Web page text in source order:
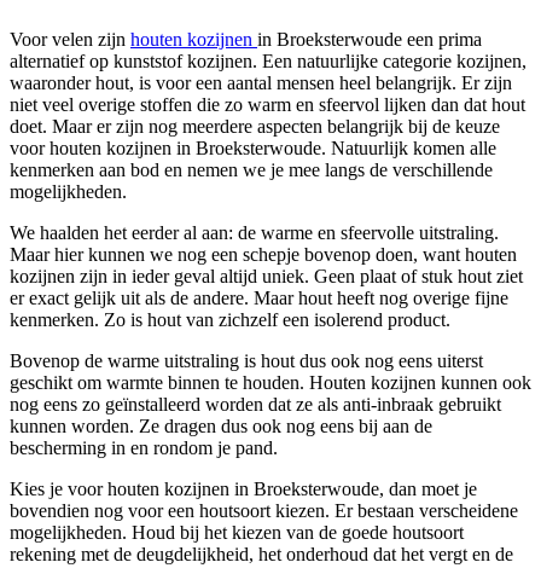
Voor velen zijn houten kozijnen in Broeksterwoude een prima
alternatief op kunststof kozijnen. Een natuurlijke categorie kozijnen,
waaronder hout, is voor een aantal mensen heel belangrijk. Er zijn
niet veel overige stoffen die zo warm en sfeervol lijken dan dat hout
doet. Maar er zijn nog meerdere aspecten belangrijk bij de keuze
voor houten kozijnen in Broeksterwoude. Natuurlijk komen alle
kenmerken aan bod en nemen we je mee langs de verschillende
mogelijkheden.
We haalden het eerder al aan: de warme en sfeervolle uitstraling.
Maar hier kunnen we nog een schepje bovenop doen, want houten
kozijnen zijn in ieder geval altijd uniek. Geen plaat of stuk hout ziet
er exact gelijk uit als de andere. Maar hout heeft nog overige fijne
kenmerken. Zo is hout van zichzelf een isolerend product.
Bovenop de warme uitstraling is hout dus ook nog eens uiterst
geschikt om warmte binnen te houden. Houten kozijnen kunnen ook
nog eens zo geïnstalleerd worden dat ze als anti-inbraak gebruikt
kunnen worden. Ze dragen dus ook nog eens bij aan de
bescherming in en rondom je pand.
Kies je voor houten kozijnen in Broeksterwoude, dan moet je
bovendien nog voor een houtsoort kiezen. Er bestaan verscheidene
mogelijkheden. Houd bij het kiezen van de goede houtsoort
rekening met de deugdelijkheid, het onderhoud dat het vergt en de